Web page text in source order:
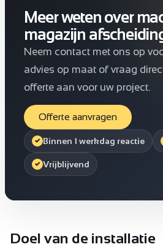
Meer weten over
magazijn
Neem contact met ons op
advies op maat of vraag
offerte aan voor uw project.
Offerte aanvragen
Binnen 1 werkdag reactie
Vrijblijvend
Doel van de installatie